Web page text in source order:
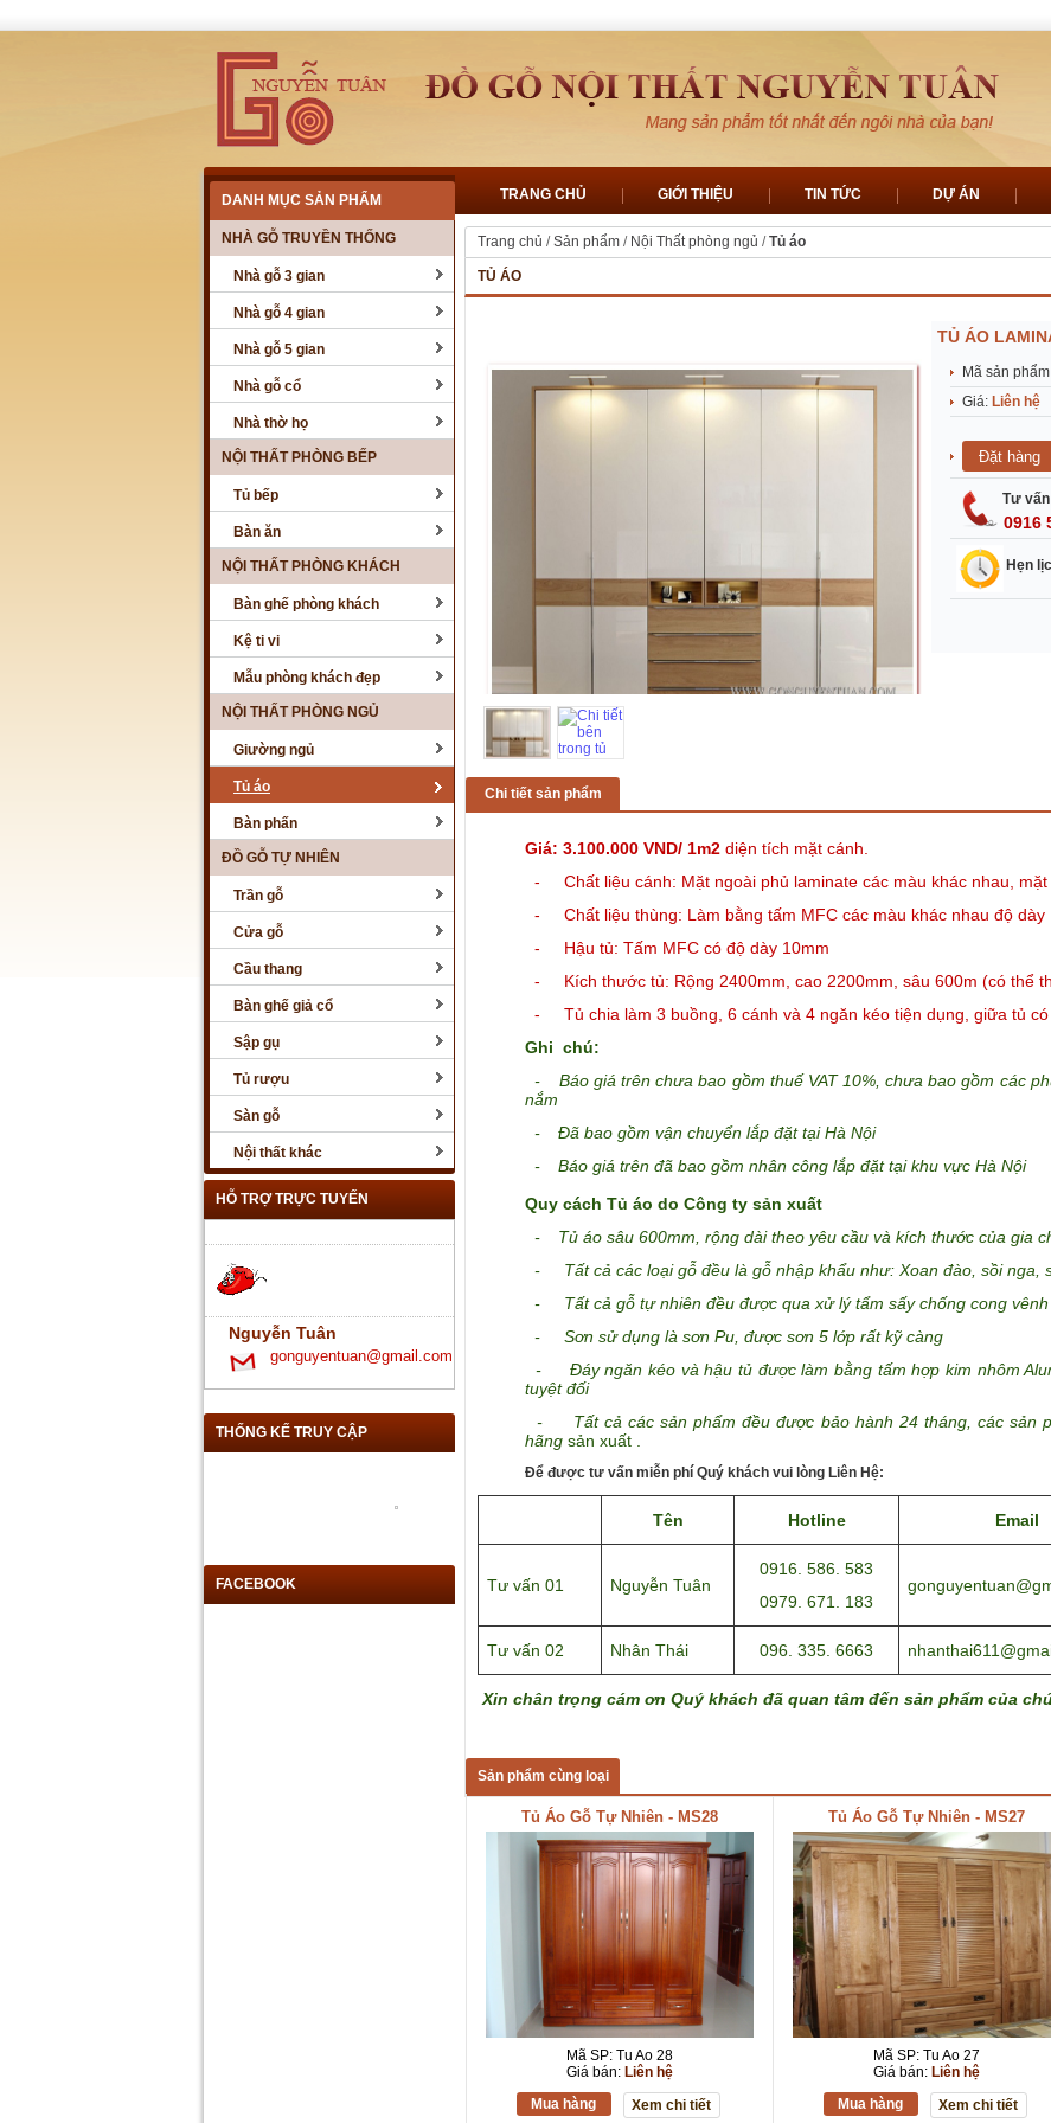
DANH MỤC SẢN PHẨM
NHÀ GỖ TRUYỀN THỐNG
Nhà gỗ 3 gian
Nhà gỗ 4 gian
Nhà gỗ 5 gian
Nhà gỗ cổ
Nhà thờ họ
NỘI THẤT PHÒNG BẾP
Tủ bếp
Bàn ăn
NỘI THẤT PHÒNG KHÁCH
Bàn ghế phòng khách
Kệ ti vi
Mẫu phòng khách đẹp
NỘI THẤT PHÒNG NGỦ
Giường ngủ
Tủ áo
Bàn phấn
ĐỒ GỖ TỰ NHIÊN
Trần gỗ
Cửa gỗ
Cầu thang
Bàn ghế giả cổ
Sập gụ
Tủ rượu
Sàn gỗ
Nội thất khác
HỖ TRỢ TRỰC TUYẾN
Nguyễn Tuân
gonguyentuan@gmail.com
THỐNG KẾ TRUY CẬP
FACEBOOK
TRANG CHỦ GIỚI THIỆU TIN TỨC DỰ ÁN
Trang chủ /Sản phẩm / Nội Thất phòng ngủ /Tủ áo
TỦ ÁO
TỦ ÁO
Mã sản
Giá: Liên hệ
Tư
0916
Hẹn
Chi tiết sản phẩm
Giá: 3.100.000 VND/ 1m2 diện tích mặt cánh.
- Chất liệu cánh: Mặt ngoài phủ laminate các màu khác nhau, mặt
- Chất liệu thùng: Làm bằng tấm MFC các màu khác nhau độ dày
- Hậu tủ: Tấm MFC có độ dày 10mm
- Kích thước tủ: Rộng 2400mm, cao 2200mm, sâu 600m (có thể
- Tủ chia làm 3 buồng, 6 cánh và 4 ngăn kéo tiện dụng, giữa tủ
Ghi chú:
-
Báo giá trên chưa bao gồm thuế VAT 10%, chưa bao gồm các
nắm
-
Đã bao gồm vận chuyển lắp đặt tại Hà Nội
-
Báo giá trên đã bao gồm nhân công lắp đặt tại khu vực Hà Nội
Quy cách Tủ áo do Công ty sản xuất
-
Tủ áo sâu 600mm, rộng dài theo yêu cầu và kích thước của gia
- Tất cả các loại gỗ đều là gỗ nhập khẩu như: Xoan đào, sồi nga,
- Tất cả gỗ tự nhiên đều được qua xử lý tẩm sấy chống cong vênh
- Sơn sử dụng là sơn Pu, được sơn 5 lớp rất kỹ càng
- Đáy ngăn kéo và hậu tủ được làm bằng tấm hợp kim nhôm
tuyệt đối
- Tất cả các sản phẩm đều được bảo hành 24 tháng, các sản
hãng sản xuất .
Để được tư vấn miễn phí Quý khách vui lòng Liên Hệ:
Tên Hotline Email
Tư vấn 01 Nguyễn Tuân
0916. 586. 583
0979. 671. 183
Tư vấn 02 Nhân Thái 096. 335. 6663
Xin chân trọng cám ơn Quý khách đã quan tâm đến sản phẩm của
Sản phẩm cùng loại
Tủ Áo Gỗ Tự Nhiên - MS28
Mã SP: Tu Ao 28
Giá bán: Liên hệ
Mua hàng
Xem chi tiết
Tủ Áo Gỗ Tự Nhiên - MS27
Mã SP: Tu Ao 27
Giá bán: Liên hệ
Mua hàng
Xem chi tiết